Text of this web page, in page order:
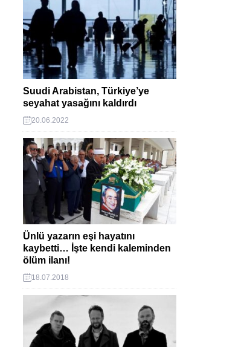
Suudi Arabistan, Türkiye’ye
seyahat yasağını kaldırdı
20.06.2022
Ünlü yazarın eşi hayatını
kaybetti… İşte kendi kaleminden
ölüm ilanı!
18.07.2018